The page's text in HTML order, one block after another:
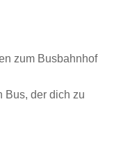
zum Busbahnhof
Bus, der dich zu